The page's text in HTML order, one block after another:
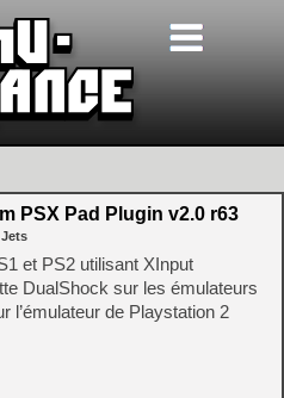
PSX Pad Plugin v2.0 r63
et PS2 utilisant XInput
DualShock sur les émulateurs
l’émulateur de Playstation 2